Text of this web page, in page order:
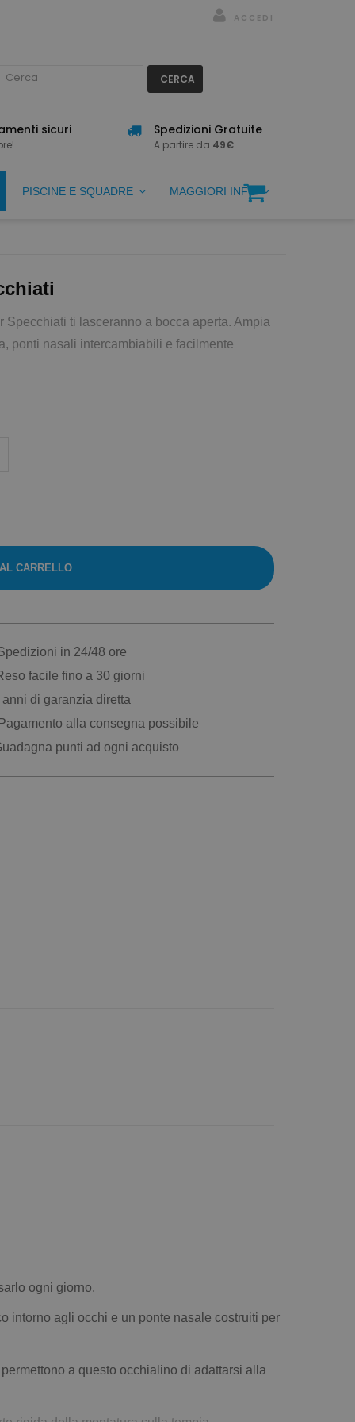
ACCEDI
CERCA
sicuri Spedizioni Gratuite
A partire da 49€
PISCINE E SQUADRE MAGGIORI INFO
Specchiati ti lasceranno a bocca aperta. Ampia
ponti nasali intercambiabili e facilmente
CARRELLO
in 24/48 ore
facile fino a 30 giorni
anni di garanzia diretta
Pagamento alla consegna possibile
punti ad ogni acquisto
ogni giorno.
intorno agli occhi e un ponte nasale costruiti per
a questo occhialino di adattarsi alla